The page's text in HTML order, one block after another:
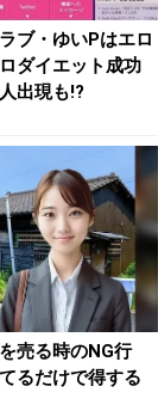
ブ・ゆいPはエロ
ダイエット成功
出現も!?
を売る時のNG行
るだけで得する